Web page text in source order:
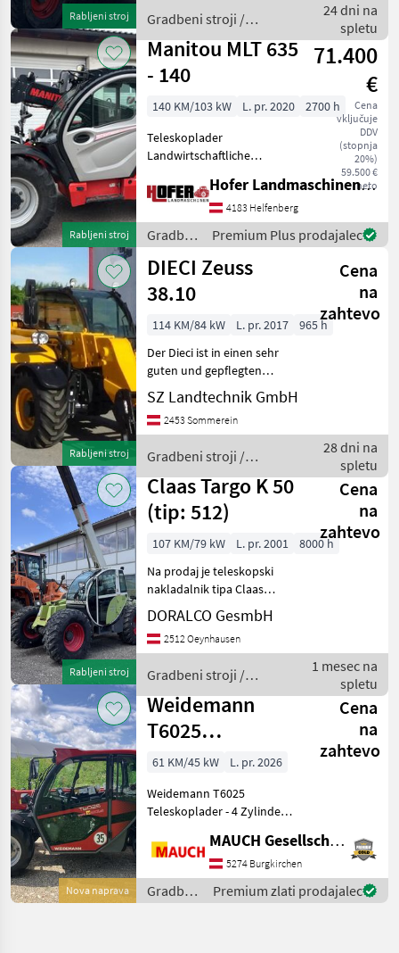
Rabljeni stroj
Palettengabel und Schaufel
auf lag
Gradbeni stroji /
Claas
24 dni na
spletu
Rabljeni stroj
Manitou MLT 635
- 140
71.400
€
Cena
vključuje
DDV
(stopnja
20%)
59.500 €
neto
140 KM/103 kW L. pr. 2020
2700 h
Teleskoplader
Landwirtschaftliche
Steuerkreis,
Ladearmdämpfung, LED
Beleuchtung, Große
Hydraulikpume ermöglicht
mehrere Funktionen
gleichzeiti
Hofer Landmaschinen Handels GmbH.
4183 Helfenberg
Gradbeni
stroji /
Manitou
Premium Plus prodajalec
Rabljeni stroj
DIECI Zeuss
38.10
Cena
na
zahtevo
114 KM/84 kW L. pr. 2017
965 h
Der Dieci ist in einen sehr
guten und gepflegten
Zustand. Jederzeit ist eine
Besichtigung bei uns
persönlich möglich.
blokada orodja, 4-kole
SZ Landtechnik GmbH
2453 Sommerein
Gradbeni stroji /
Dieci
28 dni na
spletu
Rabljeni stroj
Claas Targo K 50
(tip: 512)
Cena
na
zahtevo
107 KM/79 kW L. pr. 2001
8000 h
Na prodaj je teleskopski
nakladalnik tipa Claas
Targo K 50 iz leta 2001. Stroj
je izdelalo podjetje
Caterpillar (UK) Ltd. in
tehnologiji gradb
DORALCO GesmbH
2512 Oeynhausen
Gradbeni stroji /
Claas
1 mesec na
spletu
Nova naprava
Weidemann
T6025
Teleskoplader
Cena
na
zahtevo
61 KM/45 kW
L. pr. 2026
Weidemann T6025
Teleskoplader - 4 Zylinder
optional) - Kabine mit
Heizung und Lüftung - LED
Arbeitsscheinwerfer (1x
vorne, 1x hint
MAUCH Gesellschaft m.b.H. & Co.KG
5274 Burgkirchen
Gradbeni
stroji /
Premium zlati prodajalec